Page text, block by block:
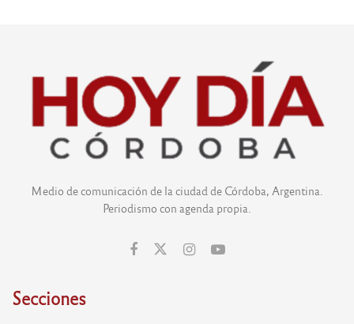
Medio de comunicación de la ciudad de Córdoba, Argentina.
Periodismo con agenda propia.
Secciones